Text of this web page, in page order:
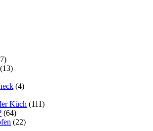
(13)
(4)
Küch (111)
(64)
(22)